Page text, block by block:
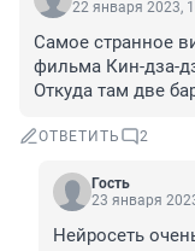
22 января 2023,
Cамое странное
фильма Кин-дза-
Откуда там две
ОТВЕТИТЬ 2
Гость
23 января
Нейросеть